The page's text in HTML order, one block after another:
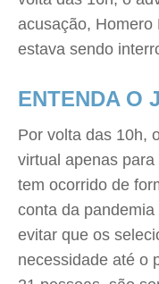
acusação, Homero
estava sendo
ENTENDA O
Por volta das 10h,
virtual apenas
tem ocorrido de
conta da pandemia
evitar que os
necessidade até o